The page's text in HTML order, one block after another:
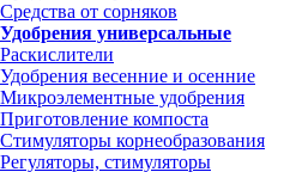
Средства от сорняков
Удобрения универсальные
Раскислители
Удобрения весенние и осенние
Микроэлементные удобрения
Приготовление компоста
Стимуляторы корнеобразования
Регуляторы, стимуляторы